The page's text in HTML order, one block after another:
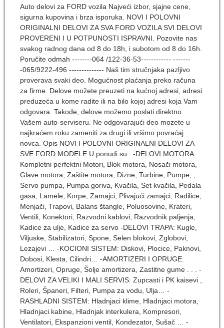
Auto delovi za FORD vozila Najveći izbor, sjajne cene,
sigurna kupovina i brza isporuka. NOVI I POLOVNI
ORIGINALNI DELOVI ZA SVA FORD VOZILA SVI DELOVI
PROVERENI I U POTPUNOSTI ISPRAVNI. Pozovite nas
svakog radnog dana od 8 do 18h, i subotom od 8 do 16h.
Poručite odmah --------064 /122-36-53------------ -------
-065/9222-496 -------------- Naš tim stručnjaka pazljivo
proverava svaki deo. Mogućnost plaćanja preko računa
za firme. Delove možete preuzeti na kućnoj adresi, adresi
preduzeća u kome radite ili na bilo kojoj adresi koja Vam
odgovara. Takođe, delove možemo poslati direktno
Vašem auto-serviseru. Ne odgovarajući deo mozete u
najkraćem roku zameniti za drugi ili vršimo povraćaj
novca. Opis NOVI I POLOVNI ORIGINALNI DELOVI ZA
SVE FORD MODELE U ponudi su : -DELOVI MOTORA:
Kompletni perfektni Motori, Blok motora, Nosači motora,
Glave motora, Zaštite motora, Dizne, Turbine, Pumpe, ,
Servo pumpa, Pumpa goriva, Kvačila, Set kvačila, Pedala
gasa, Lamele, Korpe, Zamajci, Plivajući zamajci, Radilice,
Menjači, Trapovi, Balans štangle, Poluosovine, Krateri,
Ventili, Konektori, Razvodni kablovi, Razvodnik paljenja,
Kadice za ulje, Kadice za servo -DELOVI TRAPA: Kugle,
Viljuske, Stabilizatori, Spone, Selen blokovi, Zglobovi,
Lezajevi … -KOCIONI SISTEM: Diskovi, Plocice, Paknovi,
Dobosi, Klesta, Cilindri… -AMORTIZERI I OPRUGE:
Amortizeri, Opruge, Šolje amortizera, Zastitne gume . . . -
DELOVI ZA VELIKI I MALI SERVIS: Zupcasti i PK kaisevi ,
Roleri, Španeri, Filteri, Pumpa za vodu, Ulja… -
RASHLADNI SISTEM: Hladnjaci klime, Hladnjaci motora,
Hladnjaci kabine, Hladnjak interkulera, Kompresori,
Ventilatori, Ekspanzioni ventil, Kondezator, Sušač … -